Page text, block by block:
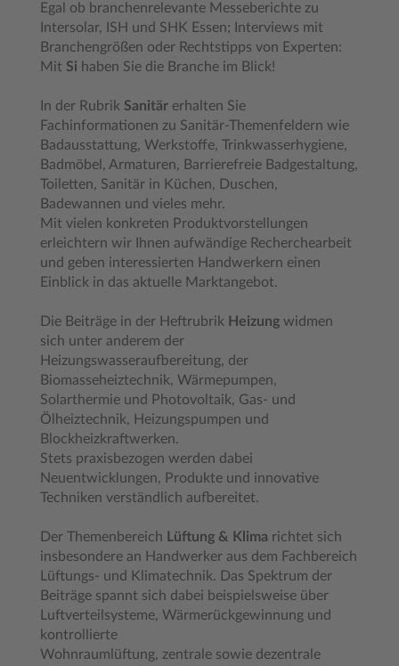
Egal ob branchenrelevante Messeberichte zu
Intersolar, ISH und SHK Essen; Interviews mit
Branchengrößen oder Rechtstipps von Experten:
Mit Si haben Sie die Branche im Blick!
In der Rubrik Sanitär erhalten Sie
Fachinformationen zu Sanitär-Themenfeldern wie
Badausstattung, Werkstoffe, Trinkwasserhygiene,
Badmöbel, Armaturen, Barrierefreie Badgestaltung,
Toiletten, Sanitär in Küchen, Duschen,
Badewannen und vieles mehr.
Mit vielen konkreten Produktvorstellungen
erleichtern wir Ihnen aufwändige Recherchearbeit
und geben interessierten Handwerkern einen
Einblick in das aktuelle Marktangebot.
Die Beiträge in der Heftrubrik Heizung widmen
sich unter anderem der
Heizungswasseraufbereitung, der
Biomasseheiztechnik, Wärmepumpen,
Solarthermie und Photovoltaik, Gas- und
Ölheiztechnik, Heizungspumpen und
Blockheizkraftwerken.
Stets praxisbezogen werden dabei
Neuentwicklungen, Produkte und innovative
Techniken verständlich aufbereitet.
Der Themenbereich Lüftung & Klima richtet sich
insbesondere an Handwerker aus dem Fachbereich
Lüftungs- und Klimatechnik. Das Spektrum der
Beiträge spannt sich dabei beispielsweise über
Luftverteilsysteme, Wärmerückgewinnung und
kontrollierte
Wohnraumlüftung, zentrale sowie dezentrale